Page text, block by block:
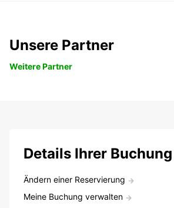
Unsere Partner
Weitere Partner
Details Ihrer Buchung
Ändern einer Reservierung
Meine Buchung verwalten